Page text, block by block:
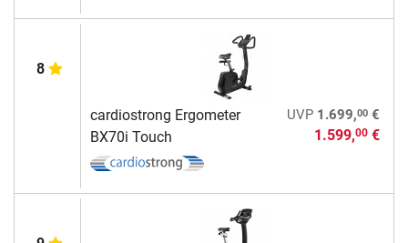
8
cardiostrong Ergometer
BX70i Touch
UVP 1.699,00€
1.599,00€